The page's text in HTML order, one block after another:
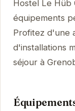
Hostel Le Hüb
équipements
Profitez d'une
d'installations
séjour à